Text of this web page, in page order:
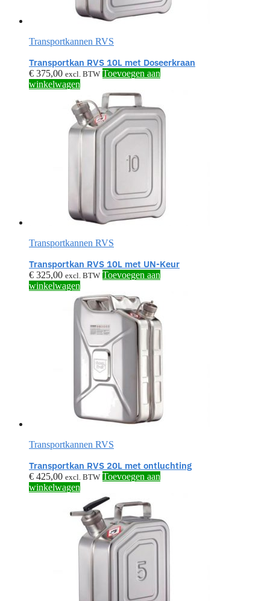
Transportkannen RVS
Transportkan RVS 10L met Doseerkraan
€ 375,00 excl. BTW Toevoegen aan
winkelwagen
Transportkannen RVS
Transportkan RVS 10L met UN-Keur
€ 325,00 excl. BTW Toevoegen aan
winkelwagen
Transportkannen RVS
Transportkan RVS 20L met ontluchting
€ 425,00 excl. BTW Toevoegen aan
winkelwagen